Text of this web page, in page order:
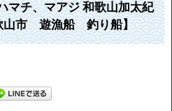
マチ、マアジ 和歌山加太紀
山市 遊漁船 釣り船】